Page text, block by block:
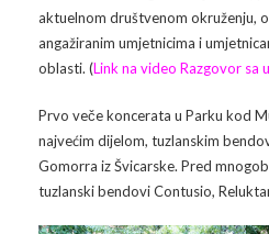
Video 2018
Galerija 2017
Galerija 2018
Galerija 2019
Galerija 2022
aktuelnom društvenom okruženju,
angažiranim umjetnicima i
oblasti. (Link na video Razgovor sa
Prvo veče koncerata u Parku kod
najvećim dijelom, tuzlanskim
Gomorra iz Švicarske. Pred
tuzlanski bendovi Contusio,